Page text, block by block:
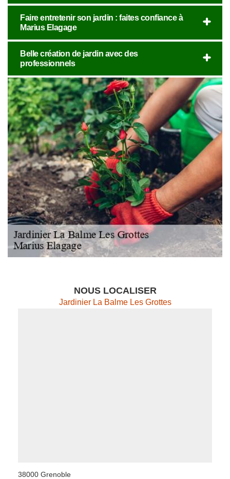
Faire entretenir son jardin : faites confiance à
Marius Elagage
Belle création de jardin avec des
professionnels
NOUS LOCALISER
Jardinier La Balme Les Grottes
38000 Grenoble